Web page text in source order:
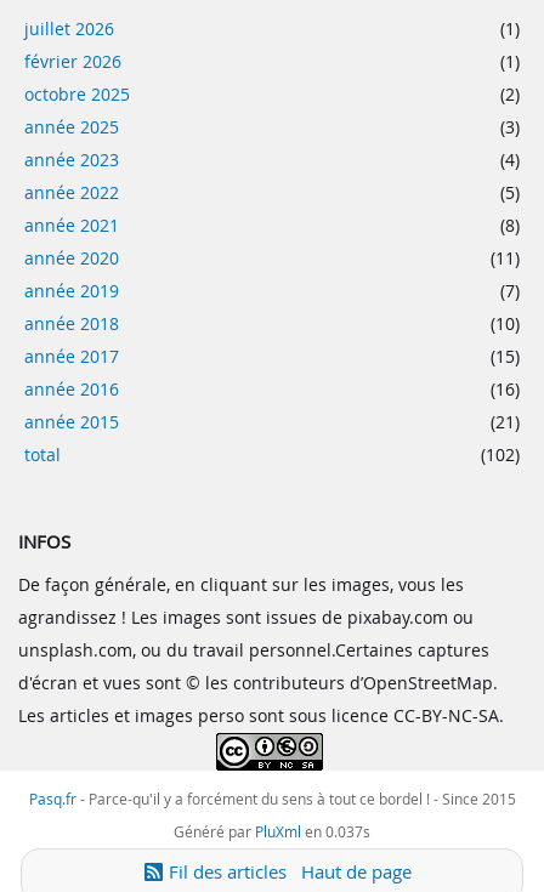
juillet 2026
(1)
février 2026
(1)
octobre 2025
(2)
année 2025
(3)
année 2023
(4)
année 2022
(5)
année 2021
(8)
année 2020
(11)
année 2019
(7)
année 2018
(10)
année 2017
(15)
année 2016
(16)
année 2015
(21)
total
(102)
INFOS
De façon générale, en cliquant sur les images, vous les
agrandissez ! Les images sont issues de pixabay.com ou
unsplash.com, ou du travail personnel.Certaines captures
d'écran et vues sont © les contributeurs d’OpenStreetMap.
Les articles et images perso sont sous licence CC-BY-NC-SA.
Pasq.fr- Parce-qu'il y a forcément du sens à tout ce bordel ! - Since 2015
Généré par PluXml en 0.037s
Fil des articles Haut de page